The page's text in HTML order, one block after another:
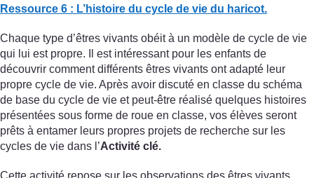
Ressource 6 : L’histoire du cycle de vie du haricot.
Chaque type d’êtres vivants obéit à un modèle de cycle de vie
qui lui est propre. Il est intéressant pour les enfants de
découvrir comment différents êtres vivants ont adapté leur
propre cycle de vie. Après avoir discuté en classe du schéma
de base du cycle de vie et peut-être réalisé quelques histoires
présentées sous forme de roue en classe, vos élèves seront
prêts à entamer leurs propres projets de recherche sur les
cycles de vie dans l’Activité clé.
Cette activité repose sur les observations des êtres vivants